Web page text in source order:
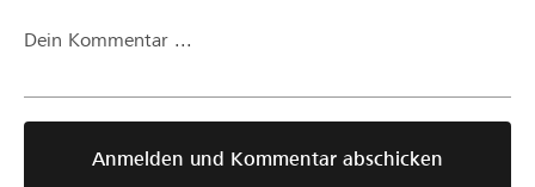
Dein Kommentar ...
Anmelden und Kommentar abschicken